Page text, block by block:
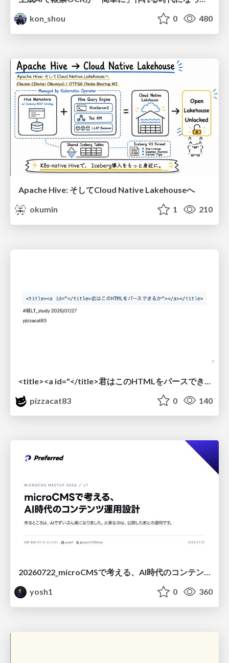
kon_shou
0 480
Apache Hive: そしてCloud Native Lakehouseへ
okumin
1 210
pizzacat83
0 140
20260722_microCMSで考える、AI時代のコンテンツ運用設計
yosh1
0 360